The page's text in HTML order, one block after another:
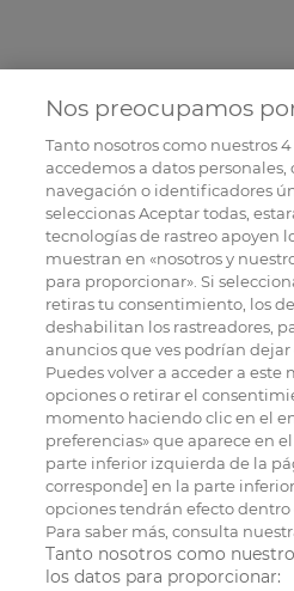
Nos preocupamos
Tanto nosotros como nuestros4
accedemos a datos personales,
navegación o identificadores
seleccionas Aceptar todas,
tecnologías de rastreo apoyen
muestran en «nosotros y
para proporcionar». Si
retiras tu consentimiento, los
deshabilitan los rastreadores,
anuncios que ves podrían dejar
Puedes volver a acceder a
opciones o retirar el
momento haciendo clic en el
preferencias» que aparece en
parte inferior izquierda de la
corresponde] en la parte
opciones tendrán efecto dentro
Para saber más, consulta
Tanto nosotros como
los datos para proporcionar: